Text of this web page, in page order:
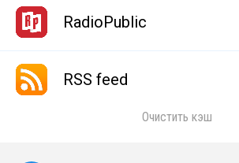
RadioPublic
RSS feed
Очистить кэш